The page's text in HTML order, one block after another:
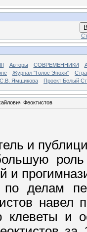
Авторы СОВРЕМЕННИКИ
Журнал "Голос Эпохи"
Ямщикова Проект Белый
Феоктистов
и
и
по делам
навел
клеветы и